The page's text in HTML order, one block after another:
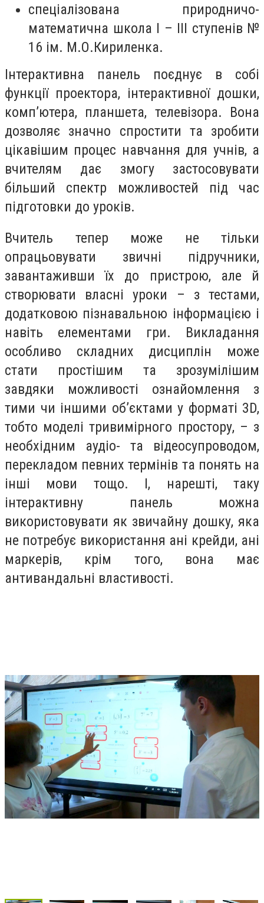
спеціалізована природничо-
математична школа І – ІІІ ступенів №
16 ім. М.О.Кириленка.
Інтерактивна панель поєднує в собі
функції проектора, інтерактивної дошки,
комп’ютера, планшета, телевізора. Вона
дозволяє значно спростити та зробити
цікавішим процес навчання для учнів, а
вчителям дає змогу застосовувати
більший спектр можливостей під час
підготовки до уроків.
Вчитель тепер може не тільки
опрацьовувати звичні підручники,
завантаживши їх до пристрою, але й
створювати власні уроки – з тестами,
додатковою пізнавальною інформацією і
навіть елементами гри. Викладання
особливо складних дисциплін може
стати простішим та зрозумілішим
завдяки можливості ознайомлення з
тими чи іншими об’єктами у форматі 3D,
тобто моделі тривимірного простору, – з
необхідним аудіо- та відеосупроводом,
перекладом певних термінів та понять на
інші мови тощо. І, нарешті, таку
інтерактивну панель можна
використовувати як звичайну дошку, яка
не потребує використання ані крейди, ані
маркерів, крім того, вона має
антивандальні властивості.